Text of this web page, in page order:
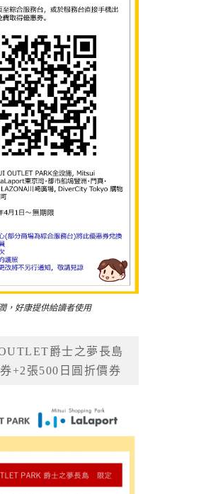
，好康提供給讀者使用
爵士之夢長島
+2張500日圓折價券